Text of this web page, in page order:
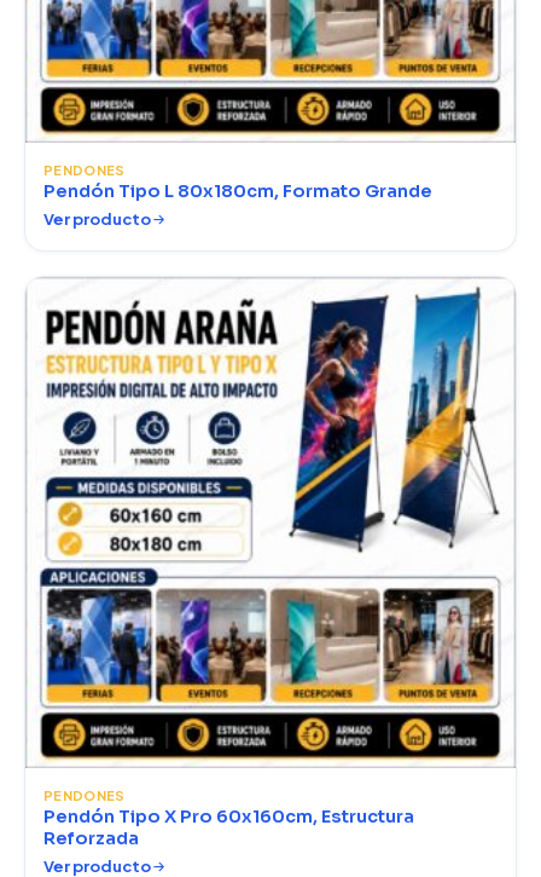
PENDONES
Pendón Tipo L 80x180cm, Formato Grande
Ver producto
PENDONES
Pendón Tipo X Pro 60x160cm, Estructura
Reforzada
Ver producto